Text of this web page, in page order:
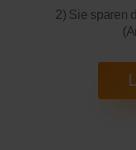
2) Sie sparen